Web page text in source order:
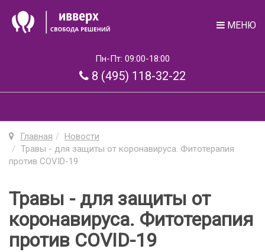
МЕНЮ
Пн-Пт: 09:00-18:00
8 (495) 118-32-22
Главная
Новости
Травы - для защиты от коронавируса. Фитотерапия
против COVID-19
Травы - для защиты от
коронавируса. Фитотерапия
против COVID-19